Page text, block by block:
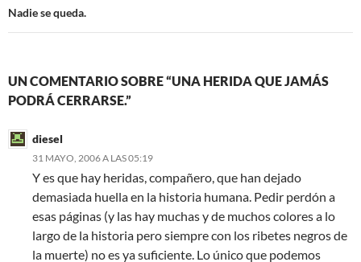
Nadie se queda.
UN COMENTARIO SOBRE “UNA HERIDA QUE JAMÁS
PODRÁ CERRARSE.”
diesel
31 MAYO, 2006 A LAS 05:19
Y es que hay heridas, compañero, que han dejado
demasiada huella en la historia humana. Pedir perdón a
esas páginas (y las hay muchas y de muchos colores a lo
largo de la historia pero siempre con los ribetes negros de
la muerte) no es ya suficiente. Lo único que podemos